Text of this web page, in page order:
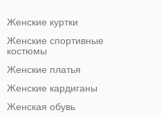
Женские куртки
Женские спортивные
костюмы
Женские платья
Женские кардиганы
Женская обувь